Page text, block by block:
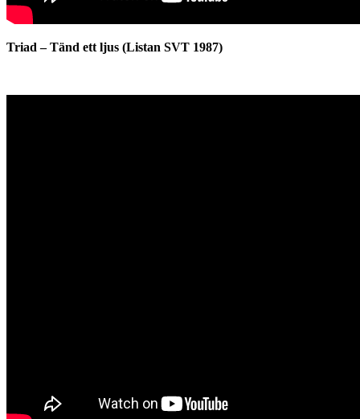
Triad – Tänd ett ljus (Listan SVT 1987)